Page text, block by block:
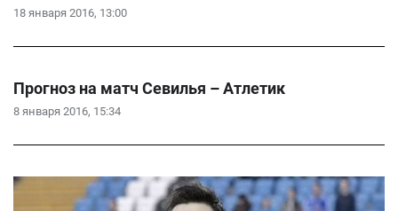
18 января 2016, 13:00
8 января 2016, 15:34
Прогноз на матч Севилья – Атлетик